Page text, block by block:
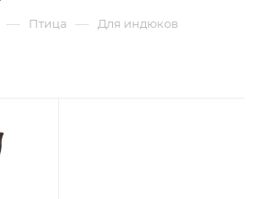
— Птица — Для индюков